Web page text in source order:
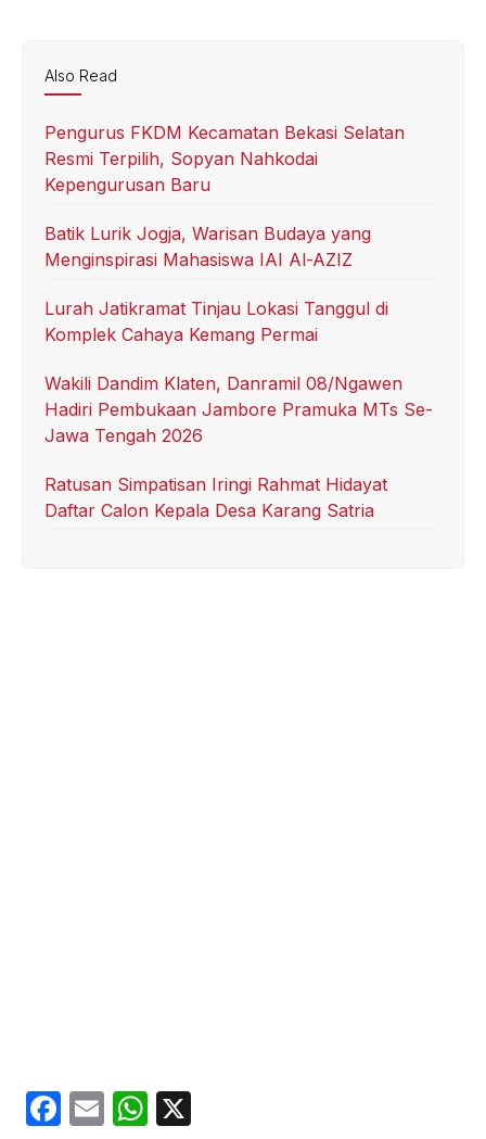
Also Read
Pengurus FKDM Kecamatan Bekasi Selatan
Resmi Terpilih, Sopyan Nahkodai
Kepengurusan Baru
Batik Lurik Jogja, Warisan Budaya yang
Menginspirasi Mahasiswa IAI Al-AZIZ
Lurah Jatikramat Tinjau Lokasi Tanggul di
Komplek Cahaya Kemang Permai
Wakili Dandim Klaten, Danramil 08/Ngawen
Hadiri Pembukaan Jambore Pramuka MTs Se-
Jawa Tengah 2026
Ratusan Simpatisan Iringi Rahmat Hidayat
Daftar Calon Kepala Desa Karang Satria
F
E
W